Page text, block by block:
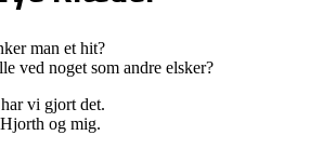
man et hit?
ved noget som andre elsker?
vi gjort det.
og mig.